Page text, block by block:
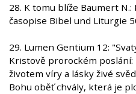
28. K tomu blíže Baumert
časopise Bibel und Liturgie
29. Lumen Gentium 12:
Kristově prorockém
životem víry a lásky živé
Bohu oběť chvály, která je